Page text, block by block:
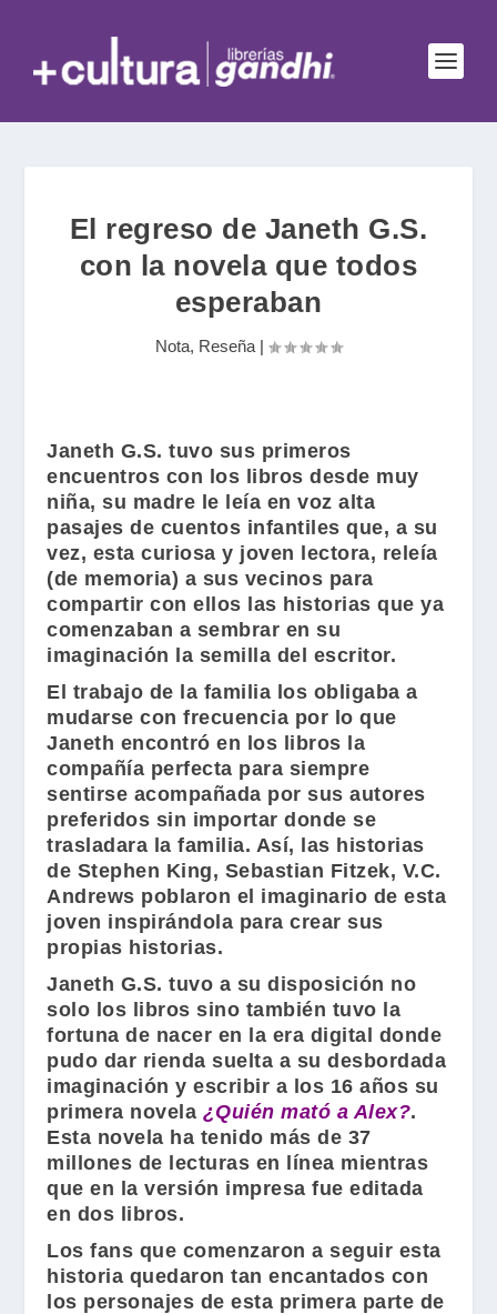
El regreso de Janeth G.S.
con la novela que todos
esperaban
Nota, Reseña |
Janeth G.S. tuvo sus primeros
encuentros con los libros desde muy
niña, su madre le leía en voz alta
pasajes de cuentos infantiles que, a su
vez, esta curiosa y joven lectora, releía
(de memoria) a sus vecinos para
compartir con ellos las historias que ya
comenzaban a sembrar en su
imaginación la semilla del escritor.
El trabajo de la familia los obligaba a
mudarse con frecuencia por lo que
Janeth encontró en los libros la
compañía perfecta para siempre
sentirse acompañada por sus autores
preferidos sin importar donde se
trasladara la familia. Así, las historias
de Stephen King, Sebastian Fitzek, V.C.
Andrews poblaron el imaginario de esta
joven inspirándola para crear sus
propias historias.
Janeth G.S. tuvo a su disposición no
solo los libros sino también tuvo la
fortuna de nacer en la era digital donde
pudo dar rienda suelta a su desbordada
imaginación y escribir a los 16 años su
primera novela ¿Quién mató a Alex?.
Esta novela ha tenido más de 37
millones de lecturas en línea mientras
que en la versión impresa fue editada
en dos libros.
Los fans que comenzaron a seguir esta
historia quedaron tan encantados con
los personajes de esta primera parte de